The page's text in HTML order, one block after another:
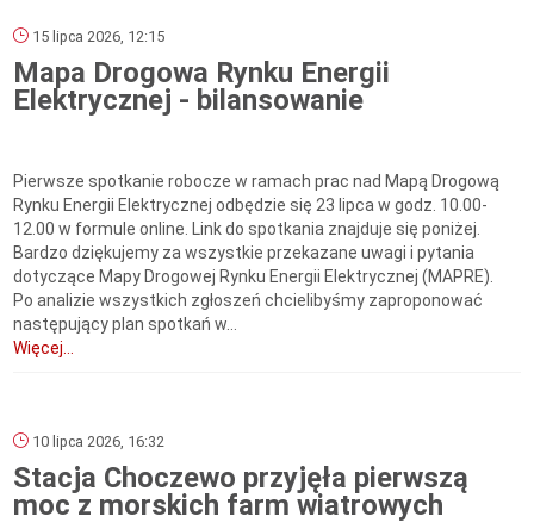
15 lipca 2026, 12:15
Mapa Drogowa Rynku Energii
Elektrycznej - bilansowanie
Pierwsze spotkanie robocze w ramach prac nad Mapą Drogową
Rynku Energii Elektrycznej odbędzie się 23 lipca w godz. 10.00-
12.00 w formule online. Link do spotkania znajduje się poniżej.
Bardzo dziękujemy za wszystkie przekazane uwagi i pytania
dotyczące Mapy Drogowej Rynku Energii Elektrycznej (MAPRE).
Po analizie wszystkich zgłoszeń chcielibyśmy zaproponować
następujący plan spotkań w...
Więcej...
10 lipca 2026, 16:32
Stacja Choczewo przyjęła pierwszą
moc z morskich farm wiatrowych